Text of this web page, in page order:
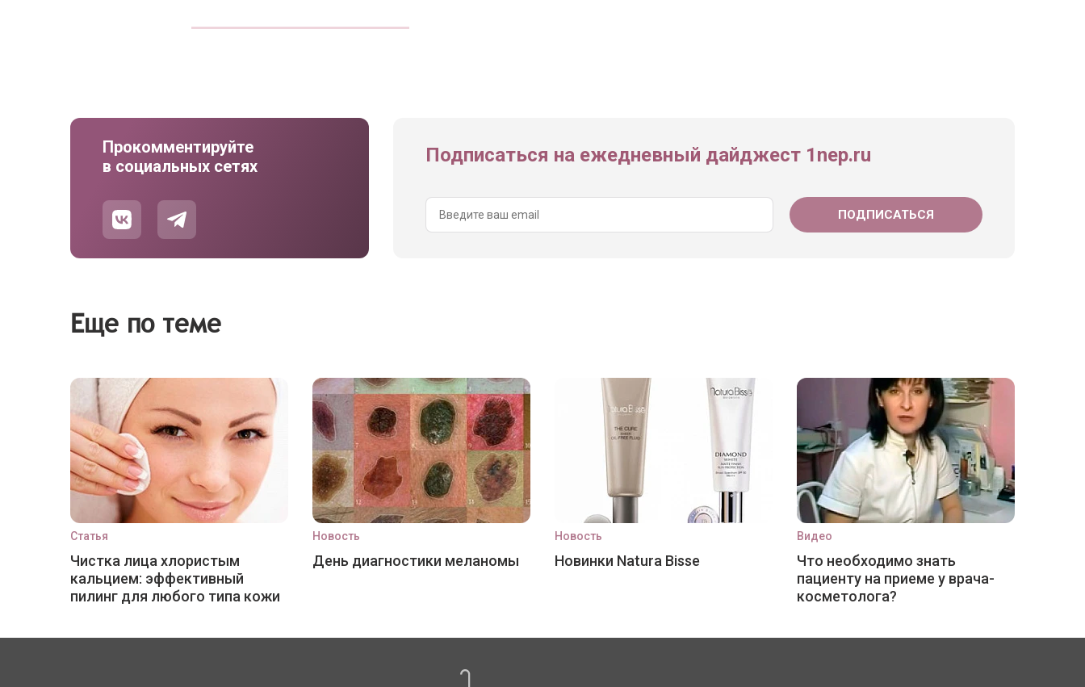
Прокомментируйте
в социальных сетях
Подписаться на ежедневный дайджест 1nep.ru
Еще по теме
Статья
Чистка лица хлористым
кальцием: эффективный
пилинг для любого типа кожи
Новость
День диагностики меланомы
Новость
Новинки Natura Bisse
Видео
Что необходимо знать
пациенту на приеме у врача-
косметолога?